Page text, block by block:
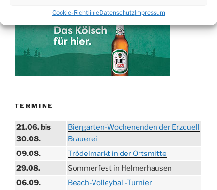
Cookie-RichtlinieDatenschutzImpressum
TERMINE
21.06. bis
30.08.
Biergarten-Wochenenden der Erzquell
Brauerei
09.08.
Trödelmarkt in der Ortsmitte
29.08.
Sommerfest in Helmerhausen
06.09.
Beach-Volleyball-Turnier